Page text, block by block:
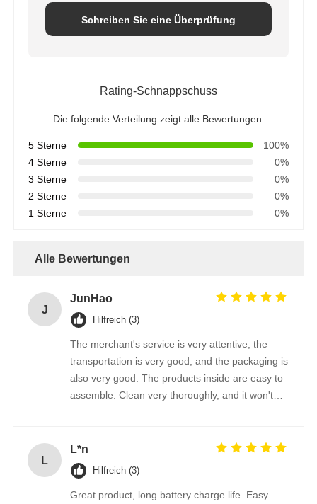
Schreiben Sie eine Überprüfung
Rating-Schnappschuss
Die folgende Verteilung zeigt alle Bewertungen.
5 Sterne
100%
4 Sterne
0%
3 Sterne
0%
2 Sterne
0%
1 Sterne
0%
Alle Bewertungen
J
JunHao
Hilfreich (3)
The merchant's service is very attentive, the
transportation is very good, and the packaging is
also very good. The products inside are easy to
assemble. Clean very thoroughly, and it won't
L
L*n
Hilfreich (3)
Great product, long battery charge life. Easy